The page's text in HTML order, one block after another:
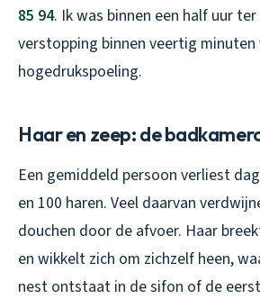
85 94. Ik was binnen een half uur
verstopping binnen veertig
hogedrukspoeling.
Haar en zeep: de
Een gemiddeld persoon verliest
en 100 haren. Veel daarvan
douchen door de afvoer. Haar
en wikkelt zich om zichzelf heen,
nest ontstaat in de sifon of de